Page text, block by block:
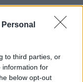
to third parties, or
information for
below opt-out